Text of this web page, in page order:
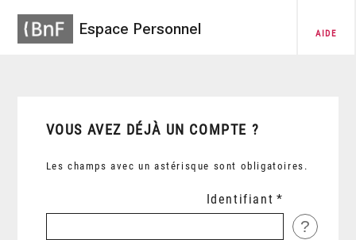
Espace Personnel AIDE
VOUS AVEZ DÉJÀ UN COMPTE ?
Les champs avec un astérisque sont obligatoires.
Identifiant
?